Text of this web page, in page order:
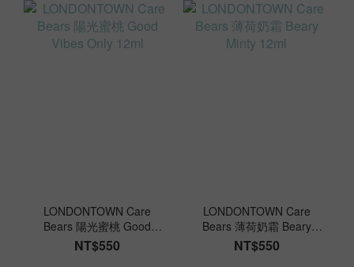
LONDONTOWN Care
Bears 陽光蜜桃 Good
Vibes Only 12ml
NT$550
LONDONTOWN Care
Bears 薄荷奶霜 Beary
Minty 12ml
NT$550